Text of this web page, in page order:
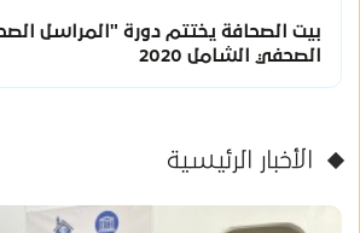
بيت الصحافة يختتم دورة "المراسل
الصحفي الشامل 2020
الأخبار الرئيسية